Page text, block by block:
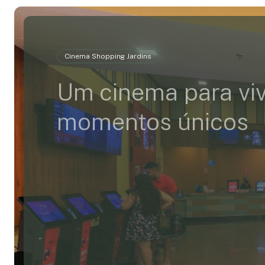
Cinema Shopping Jardins
Um cinema para
momentos únicos